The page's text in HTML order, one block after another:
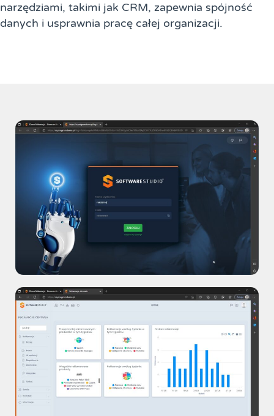
narzędziami, takimi jak CRM, zapewnia spójność
danych i usprawnia pracę całej organizacji.